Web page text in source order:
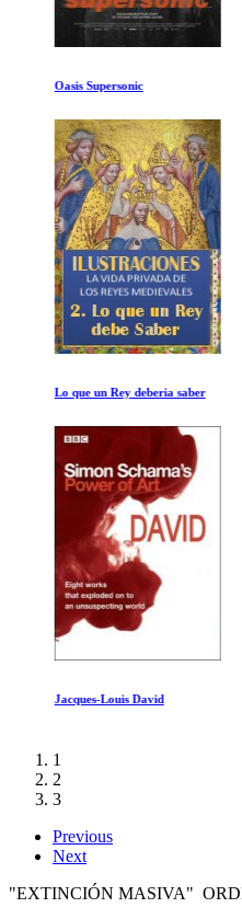
Oasis Supersonic
Lo que un Rey deberia saber
Jacques-Louis David
1
2
3
Previous
Next
"EXTINCIÓN MASIVA"